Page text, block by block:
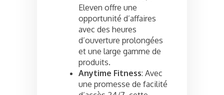
Eleven offre une
opportunité d’affaires
avec des heures
d’ouverture prolongées
et une large gamme de
produits.
Anytime Fitness: Avec
une promesse de facilité